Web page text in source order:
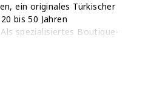
ein originales Türkischer
bis 50 Jahren
spezialisiertes Boutique-
verkauften Teppichen und
Vintage-Teppichs